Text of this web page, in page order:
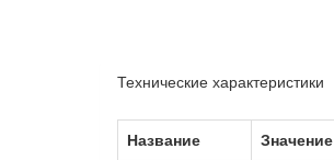
Технические характеристики
Название Значение